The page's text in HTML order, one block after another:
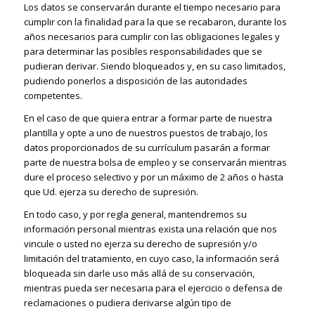
Los datos se conservarán durante el tiempo necesario para
cumplir con la finalidad para la que se recabaron, durante los
años necesarios para cumplir con las obligaciones legales y
para determinar las posibles responsabilidades que se
pudieran derivar. Siendo bloqueados y, en su caso limitados,
pudiendo ponerlos a disposición de las autoridades
competentes.
En el caso de que quiera entrar a formar parte de nuestra
plantilla y opte a uno de nuestros puestos de trabajo, los
datos proporcionados de su currículum pasarán a formar
parte de nuestra bolsa de empleo y se conservarán mientras
dure el proceso selectivo y por un máximo de 2 años o hasta
que Ud. ejerza su derecho de supresión.
En todo caso, y por regla general, mantendremos su
información personal mientras exista una relación que nos
vincule o usted no ejerza su derecho de supresión y/o
limitación del tratamiento, en cuyo caso, la información será
bloqueada sin darle uso más allá de su conservación,
mientras pueda ser necesaria para el ejercicio o defensa de
reclamaciones o pudiera derivarse algún tipo de